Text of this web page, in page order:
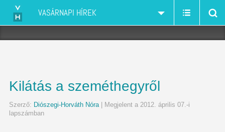
VASÁRNAPI HÍREK
Kilátás a szeméthegyről
Szerző: Diószegi-Horváth Nóra| Megjelent a 2012. április 07.-i
lapszámban